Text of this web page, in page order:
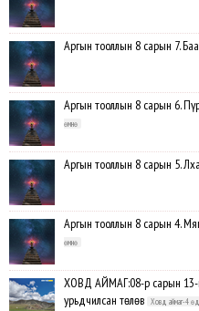
Аргын тооллын 8 сарын 7.
Аргын тооллын 8 сарын 6.
өмнө
Аргын тооллын 8 сарын 5.
Аргын тооллын 8 сарын 4.
өмнө
ХОВД АЙМАГ:08-р сарын 13-
урьдчилсан төлөв
Ховд аймаг-4